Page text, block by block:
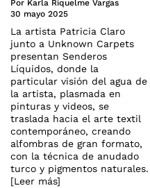
Por Karla Riquelme Vargas
30 mayo 2025
La artista Patricia Claro
junto a Unknown Carpets
presentan Senderos
Líquidos, donde la
particular visión del agua de
la artista, plasmada en
pinturas y videos, se
traslada hacia el arte textil
contemporáneo, creando
alfombras de gran formato,
con la técnica de anudado
turco y pigmentos naturales.
[Leer más]